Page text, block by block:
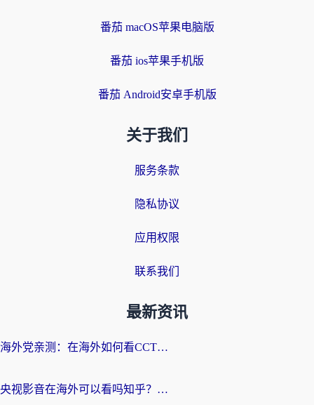
番茄 macOS苹果电脑版
番茄 ios苹果手机版
番茄 Android安卓手机版
关于我们
服务条款
隐私协议
应用权限
联系我们
最新资讯
海外党亲测：在海外如何看CCTV？告别“仅限大陆播放”的实用指南
央视影音在海外可以看吗知乎？留学生亲测：3步解决地域限制+追剧自由